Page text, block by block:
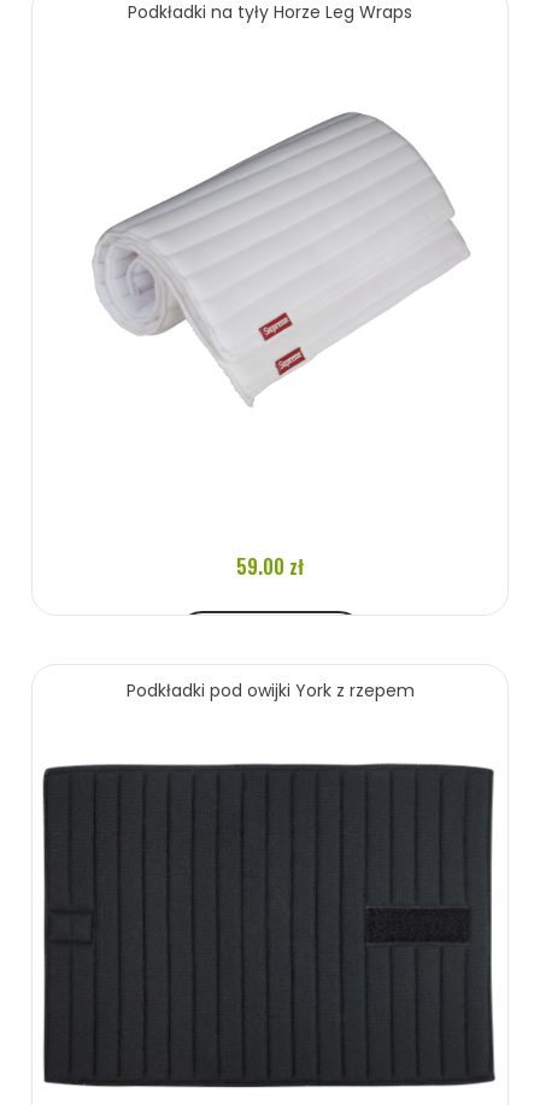
Podkładki na tyły Horze Leg Wraps
59.00 zł
Podkładki pod owijki York z rzepem